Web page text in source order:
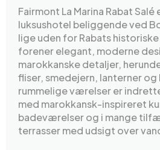
Fairmont La Marina Rabat
luksushotel beliggende ved
lige uden for Rabats
forener elegant, moderne
marokkanske detaljer,
fliser, smedejern, lanterner og
rummelige værelser er
med marokkansk-inspireret
badeværelser og i mange
terrasser med udsigt over